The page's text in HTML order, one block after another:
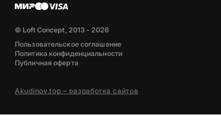
© Loft Concept, 2013 - 2026
Пользовательское соглашение
Политика конфиденциальности
Публичная оферта
Akudinov.top – разработка сайтов